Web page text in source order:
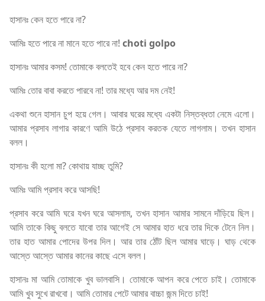
হাসানঃ কেন হতে পারে না?
আমিঃ হতে পারে না মানে হতে পারে না! choti golpo
হাসানঃ আমার কসম! তোমাকে বলতেই হবে কেন হতে পারে না?
আমিঃ তোর বাবা করতে পারবে না! তার মধ্যে আর দম নেই!
একথা শুনে হাসান চুপ হয়ে গেল। আবার ঘরের মধ্যে একটা নিস্তব্ধতা নেমে এলো।
আমার প্রসাব লাগার কারণে আমি উঠে প্রসাব করতক যেতে লাগলাম। তখন হাসান
বলল।
হাসানঃ কী হলো মা? কোথায় যাচ্ছ তুমি?
আমিঃ আমি প্রসাব করে আসছি!
প্রসাব করে আমি ঘরে যখন ঘরে আসলাম, তখন হাসান আমার সামনে দাঁড়িয়ে ছিল।
আমি তাকে কিছু বলতে যাবো তার আগেই সে আমার হাত ধরে তার দিকে টেনে নিল।
তার হাত আমার পোদের উপর দিল। আর তার ঠোঁট ছিল আমার ঘাড়ে। ঘাড় থেকে
আস্তে আস্তে আমার কানের কাছে এসে বলল।
হাসানঃ মা আমি তোমাকে খুব ভালবাসি। তোমাকে আপন করে পেতে চাই। তোমাকে
আমি খুব সুখে রাখবো। আমি তোমার পেটে আমার বাচ্চা জন্ম দিতে চাই!